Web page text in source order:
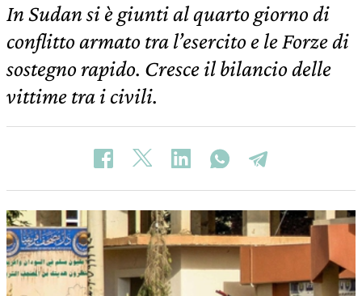
In Sudan si è giunti al quarto giorno di
conflitto armato tra l’esercito e le Forze di
sostegno rapido. Cresce il bilancio delle
vittime tra i civili.